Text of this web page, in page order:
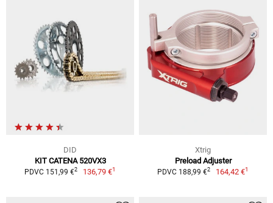
DID
KIT CATENA 520VX3
PDVC 151,99 €2 136,79 €1
Xtrig
Preload Adjuster
PDVC 188,99 €2 164,42 €1